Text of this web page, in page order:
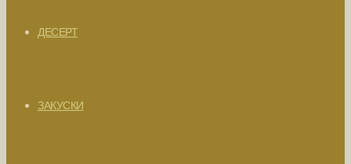
ДЕСЕРТ
ЗАКУСКИ